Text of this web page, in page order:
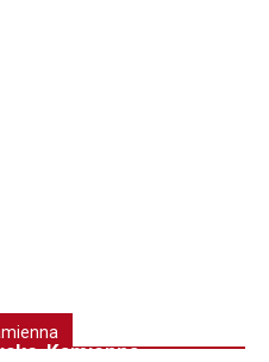
Kamienna